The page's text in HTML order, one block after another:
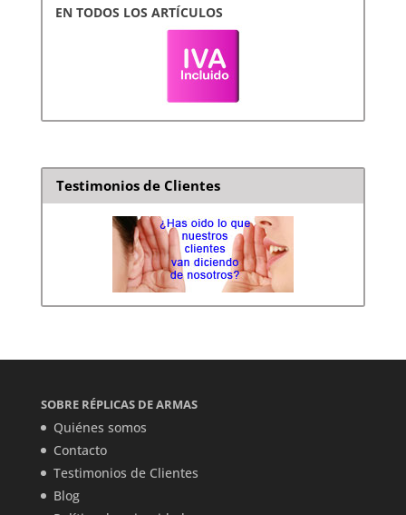
EN TODOS LOS ARTÍCULOS
Testimonios de Clientes
SOBRE RÉPLICAS DE ARMAS
Quiénes somos
Contacto
Testimonios de Clientes
Blog